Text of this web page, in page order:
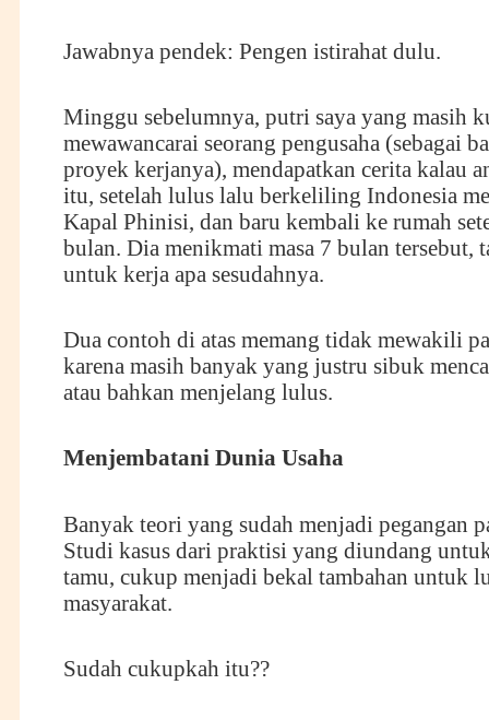
Jawabnya pendek: Pengen istirahat dulu.
Minggu sebelumnya, putri saya yang masih
mewawancarai seorang pengusaha (sebagai
proyek kerjanya), mendapatkan cerita kalau
itu, setelah lulus lalu berkeliling Indonesia
Kapal Phinisi, dan baru kembali ke rumah
bulan. Dia menikmati masa 7 bulan tersebut,
untuk kerja apa sesudahnya.
Dua contoh di atas memang tidak mewakili
karena masih banyak yang justru sibuk
atau bahkan menjelang lulus.
Menjembatani Dunia Usaha
Banyak teori yang sudah menjadi pegangan
Studi kasus dari praktisi yang diundang
tamu, cukup menjadi bekal tambahan untuk
masyarakat.
Sudah cukupkah itu??